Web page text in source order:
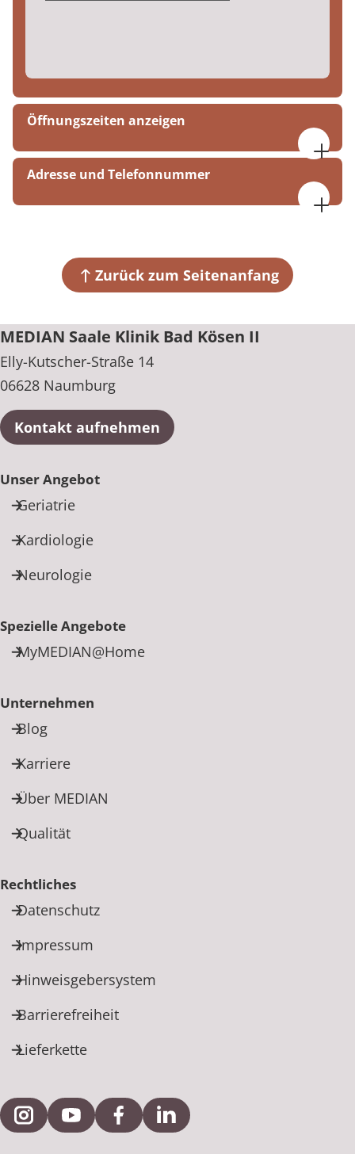
Öffnungszeiten anzeigen
Montag bis Freitag
07:00 bis 21:00 Uhr
Adresse und Telefonnummer
+49 34463 42-0
Zurück zum Seitenanfang
MEDIAN Saale Klinik Bad Kösen II
Elly-Kutscher-Straße 14
06628 Naumburg
Kontakt aufnehmen
Unser Angebot
Geriatrie
Kardiologie
Neurologie
Spezielle Angebote
MyMEDIAN@Home
Unternehmen
Blog
Karriere
Über MEDIAN
Qualität
Rechtliches
Datenschutz
Impressum
Hinweisgebersystem
Barrierefreiheit
Lieferkette
Externe Verlinkung zu Instagram
Externe Verlinkung zu YouTube
Externe Verlinkung zu Facebook
Externe Verlinkung zu